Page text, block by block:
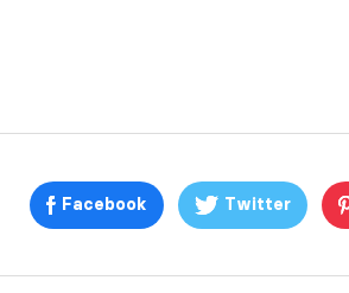
Facebook Twitter